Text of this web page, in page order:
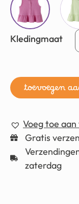
Kledingmaat
toevoegen
Voeg toe
Gratis
zaterdag